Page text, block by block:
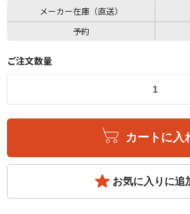
メーカー在庫（直送）
予約
ご注文数量
カートに入
お気に入りに追